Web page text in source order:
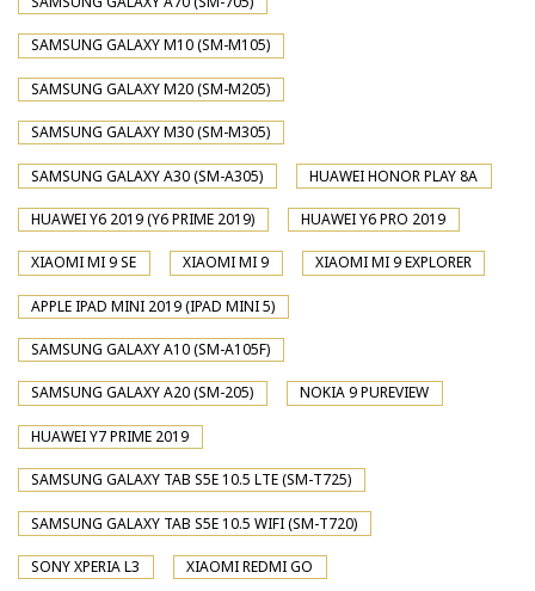
SAMSUNG GALAXY M10 (SM-M105)
SAMSUNG GALAXY M20 (SM-M205)
SAMSUNG GALAXY M30 (SM-M305)
SAMSUNG GALAXY A30 (SM-A305) HUAWEI HONOR PLAY 8A
HUAWEI Y6 2019 (Y6 PRIME 2019) HUAWEI Y6 PRO 2019
XIAOMI MI 9 SE XIAOMI MI 9 XIAOMI MI 9 EXPLORER
APPLE IPAD MINI 2019 (IPAD MINI 5)
SAMSUNG GALAXY A10 (SM-A105F)
SAMSUNG GALAXY A20 (SM-205) NOKIA 9 PUREVIEW
HUAWEI Y7 PRIME 2019
SAMSUNG GALAXY TAB S5E 10.5 LTE (SM-T725)
SAMSUNG GALAXY TAB S5E 10.5 WIFI (SM-T720)
SONY XPERIA L3 XIAOMI REDMI GO